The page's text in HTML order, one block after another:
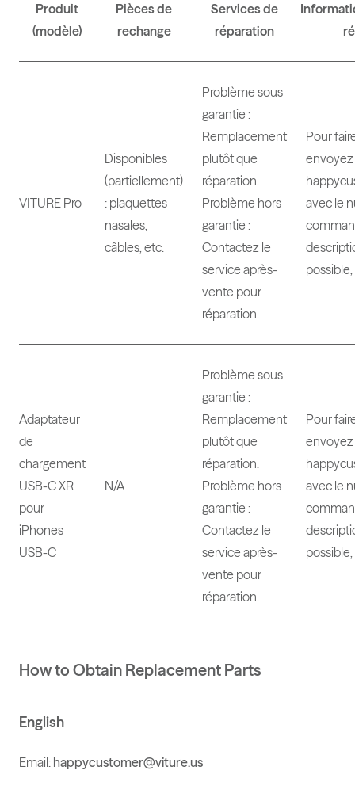
Produit
(modèle)
Pièces de
rechange
Services de
réparation
VITURE Pro
Disponibles
(partiellement)
: plaquettes
nasales,
câbles, etc.
Problème sous
garantie :
Remplacement
plutôt que
réparation.
Problème hors
garantie :
Contactez le
service après-
vente pour
réparation.
Pour
envoyez
avec le
Adaptateur
de
chargement
USB-C XR
pour
iPhones
USB-C
N/A
Problème sous
garantie :
Remplacement
plutôt que
réparation.
Problème hors
garantie :
Contactez le
service après-
vente pour
réparation.
Pour
envoyez
avec le
How to Obtain Replacement Parts
English
Email: happycustomer@viture.us